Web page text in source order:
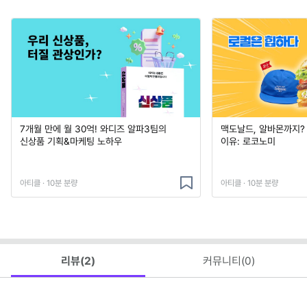
7개월 만에 월 30억! 와디즈 알파3팀의
신상품 기획&마케팅 노하우
아티클 · 10분 분량
맥도날드, 알바몬까지
이유: 로코노미
아티클 · 10분 분량
리뷰(2) 커뮤니티(0)